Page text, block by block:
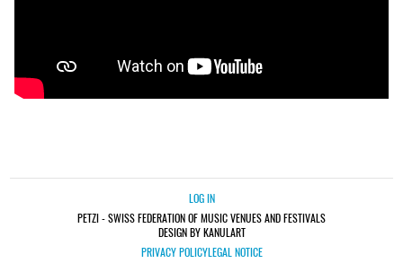
LOG IN
PETZI - SWISS FEDERATION OF MUSIC VENUES AND FESTIVALS
DESIGN BY KANULART
PRIVACY POLICYLEGAL NOTICE